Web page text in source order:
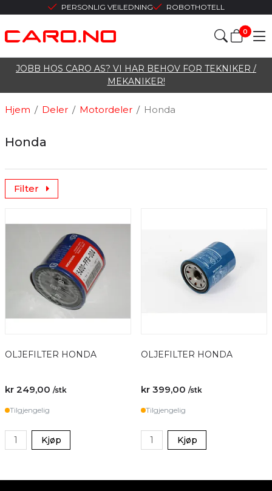
PERSONLIG VEILEDNING ROBOTHOTELL
0
JOBB HOS CARO AS? VI HAR BEHOV FOR TEKNIKER /
MEKANIKER!
/
Hjem /
Deler /
Motordeler Honda
Honda
Filter
OLJEFILTER HONDA
kr 249,00 /stk
Tilgjengelig
Kjøp
OLJEFILTER HONDA
kr 399,00 /stk
Tilgjengelig
Kjøp